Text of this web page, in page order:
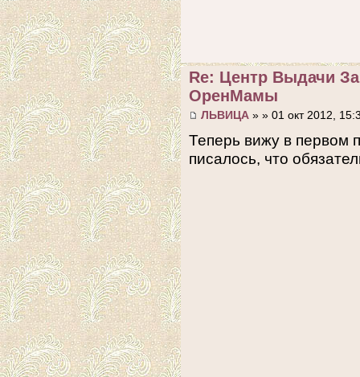
Re: Центр Выдачи
ОренМамы
ЛЬВИЦА » » 01 окт 2012,
Теперь вижу в первом
писалось, что